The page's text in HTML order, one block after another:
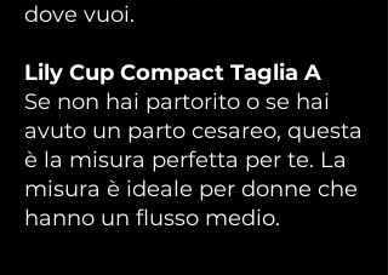
dove vuoi.
Lily Cup Compact Taglia A
Se non hai partorito o se hai
avuto un parto cesareo, questa
è la misura perfetta per te. La
misura è ideale per donne che
hanno un flusso medio.